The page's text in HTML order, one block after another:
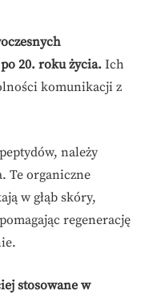
20. roku życia. Ich
komunikacji z
należy
Te organiczne
w głąb skóry,
regenerację
stosowane w